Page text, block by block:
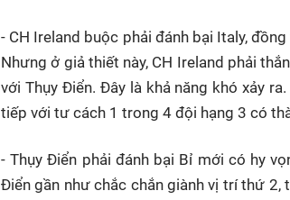
- CH Ireland buộc phải đánh bại Italy,
Nhưng ở giả thiết này, CH Ireland phải
với Thụy Điển. Đây là khả năng khó xảy
tiếp với tư cách 1 trong 4 đội hạng 3 có
- Thụy Điển phải đánh bại Bỉ mới có hy
Điển gần như chắc chắn giành vị trí thứ 2,